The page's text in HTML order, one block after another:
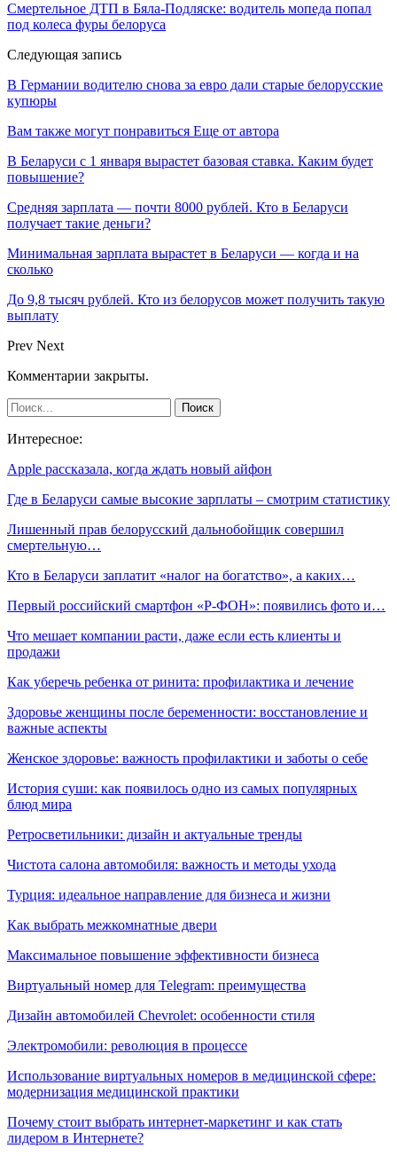
Смертельное ДТП в Бяла-Подляске: водитель мопеда попал
под колеса фуры белоруса
Следующая запись
В Германии водителю снова за евро дали старые белорусские
купюры
Вам также могут понравиться Еще от автора
В Беларуси с 1 января вырастет базовая ставка. Каким будет
повышение?
Средняя зарплата — почти 8000 рублей. Кто в Беларуси
получает такие деньги?
Минимальная зарплата вырастет в Беларуси — когда и на
сколько
До 9,8 тысяч рублей. Кто из белорусов может получить такую
выплату
Prev Next
Комментарии закрыты.
Интересное:
Apple рассказала, когда ждать новый айфон
Где в Беларуси самые высокие зарплаты – смотрим статистику
Лишенный прав белорусский дальнобойщик совершил
смертельную…
Кто в Беларуси заплатит «налог на богатство», а каких…
Первый российский смартфон «Р-ФОН»: появились фото и…
Что мешает компании расти, даже если есть клиенты и
продажи
Как уберечь ребенка от ринита: профилактика и лечение
Здоровье женщины после беременности: восстановление и
важные аспекты
Женское здоровье: важность профилактики и заботы о себе
История суши: как появилось одно из самых популярных
блюд мира
Ретросветильники: дизайн и актуальные тренды
Чистота салона автомобиля: важность и методы ухода
Турция: идеальное направление для бизнеса и жизни
Как выбрать межкомнатные двери
Максимальное повышение эффективности бизнеса
Виртуальный номер для Telegram: преимущества
Дизайн автомобилей Chevrolet: особенности стиля
Электромобили: революция в процессе
Использование виртуальных номеров в медицинской сфере:
модернизация медицинской практики
Почему стоит выбрать интернет-маркетинг и как стать
лидером в Интернете?